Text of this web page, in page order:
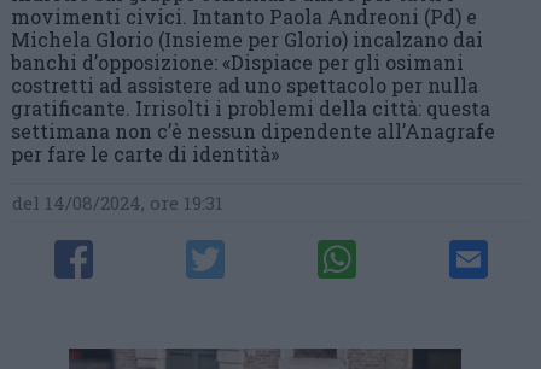
movimenti civici. Intanto Paola Andreoni (Pd) e
Michela Glorio (Insieme per Glorio) incalzano dai
banchi d’opposizione: «Dispiace per gli osimani
costretti ad assistere ad uno spettacolo per nulla
gratificante. Irrisolti i problemi della città: questa
settimana non c’è nessun dipendente all’Anagrafe
per fare le carte di identità»
del 14/08/2024, ore 19:31